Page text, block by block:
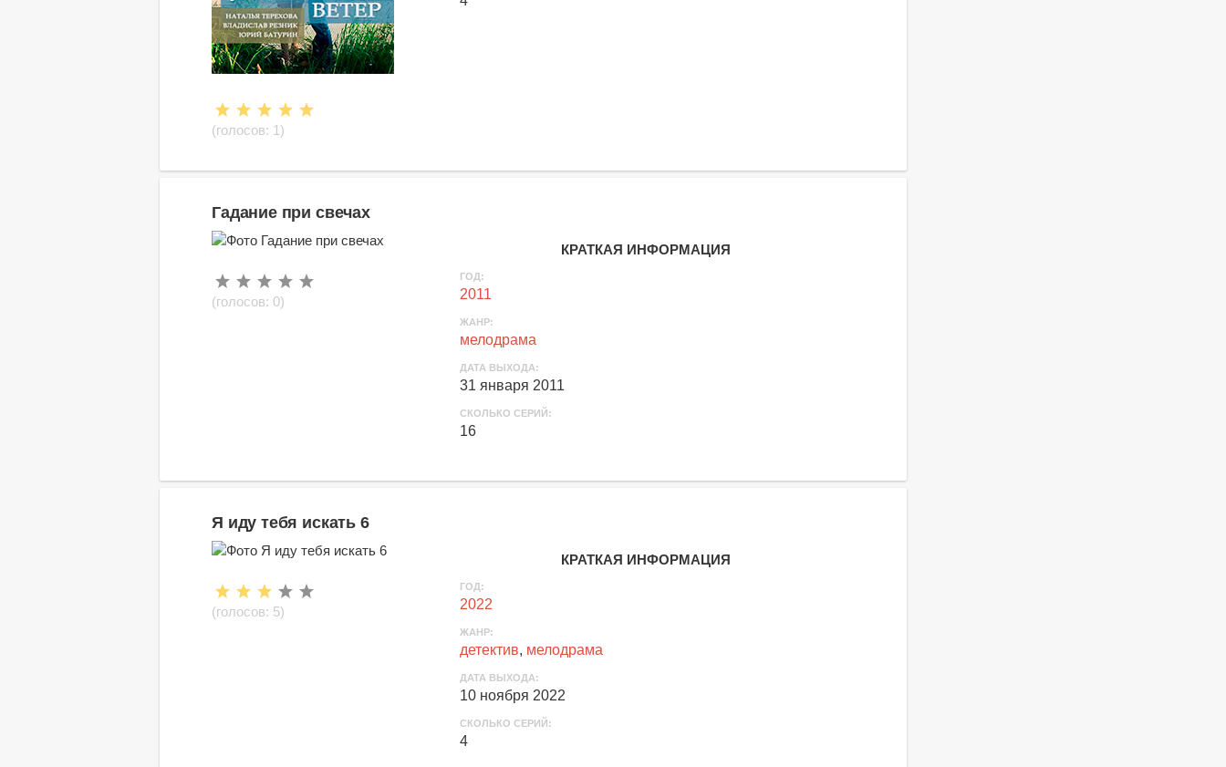
(голосов: 1)
Гадание при свечах
КРАТКАЯ ИНФОРМАЦИЯ
ГОД:
2011
ЖАНР:
мелодрама
ДАТА ВЫХОДА:
31 января 2011
СКОЛЬКО СЕРИЙ:
16
(голосов: 0)
Я иду тебя искать 6
КРАТКАЯ ИНФОРМАЦИЯ
ГОД:
2022
ЖАНР:
детектив, мелодрама
ДАТА ВЫХОДА:
10 ноября 2022
СКОЛЬКО СЕРИЙ:
4
(голосов: 5)